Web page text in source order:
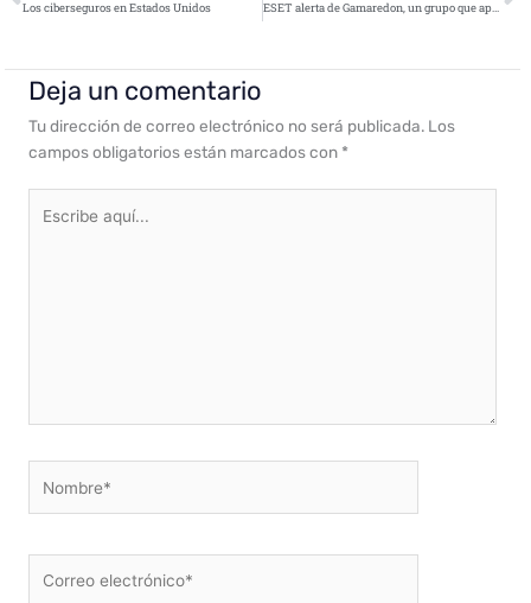
Los ciberseguros en Estados Unidos ESET alerta de Gamaredon, un grupo que aprovecha Outlook y macros de Office para atacar a sus víctimas
Deja un comentario
Tu dirección de correo electrónico no será publicada. Los
campos obligatorios están marcados con *
aquí...
electrónico*